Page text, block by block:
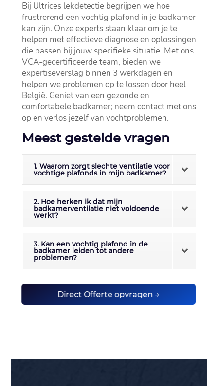
Bij Ultrices lekdetectie begrijpen we hoe
frustrerend een vochtig plafond in je badkamer
kan zijn.​ Onze experts staan klaar om je te
helpen met effectieve diagnose en oplossingen
die passen bij jouw specifieke situatie.​ Met ons
VCA-gecertificeerde team, bieden we
expertiseverslag binnen 3 werkdagen en
helpen we problemen op te lossen door heel
België.​ Geniet van een gezonde en
comfortabele badkamer; neem contact met ons
op en verlos jezelf van vochtproblemen.​
Meest gestelde vragen
1. Waarom zorgt slechte ventilatie voor
vochtige plafonds in mijn badkamer?
2. Hoe herken ik dat mijn
badkamerventilatie niet voldoende
werkt?
3. Kan een vochtig plafond in de
badkamer leiden tot andere
problemen?
Direct Offerte opvragen →